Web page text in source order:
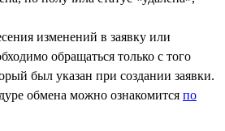
изменений в заявку или
обращаться только с того
был указан при создании заявки.
обмена можно ознакомится по